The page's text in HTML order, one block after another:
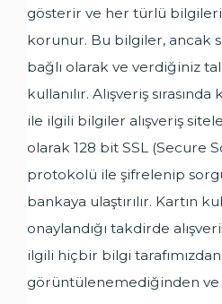
gösterir ve her türlü
korunur. Bu bilgiler, ancak
bağlı olarak ve verdiğiniz
kullanılır. Alışveriş
ile ilgili bilgiler alışveriş
olarak 128 bit SSL (Secure
protokolü ile şifrelenip
bankaya ulaştırılır. Kartın
onaylandığı takdirde
ilgili hiçbir bilgi tarafımızdan
görüntülenemediğinden